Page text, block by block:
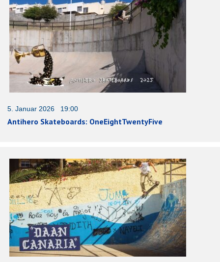
5. Januar 2026 19:00
Antihero Skateboards: OneEightTwentyFive